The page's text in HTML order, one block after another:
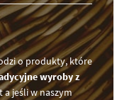
o produkty, które
wyroby z
a jeśli w naszym